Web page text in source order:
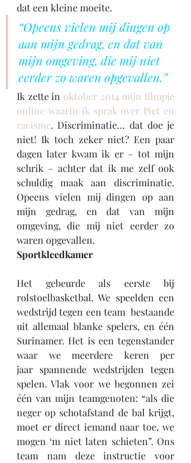
dat een kleine moeite.
“Opeens vielen mij dingen op
aan mijn gedrag, en dat van
mijn omgeving, die mij niet
eerder zo waren opgevallen.”
Ik zette in oktober 2014 mijn filmpje
online waarin ik sprak over Piet en
racisme. Discriminatie… dat doe je
niet! Ik toch zeker niet? Een paar
dagen later kwam ik er – tot mijn
schrik – achter dat ik me zelf ook
schuldig maak aan discriminatie.
Opeens vielen mij dingen op aan
mijn gedrag, en dat van mijn
omgeving, die mij niet eerder zo
waren opgevallen.
Sportkleedkamer
Het gebeurde als eerste bij
rolstoelbasketbal. We speelden een
wedstrijd tegen een team  bestaande
uit allemaal blanke spelers, en één
Surinamer. Het is een tegenstander
waar we meerdere keren per
jaar spannende wedstrijden tegen
spelen. Vlak voor we begonnen zei
één van mijn teamgenoten: “als die
neger op schotafstand de bal krijgt,
moet er direct iemand naar toe, we
mogen ‘m niet laten schieten”. Ons
team nam deze instructie voor